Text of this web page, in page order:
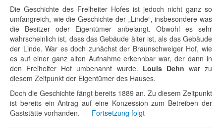
Die Geschichte des Freiheiter Hofes ist jedoch nicht ganz so
umfangreich, wie die Geschichte der „Linde“, insbesondere was
die Besitzer oder Eigentümer anbelangt. Obwohl es sehr
wahrscheinlich ist, dass das Gebäude älter ist, als das Gebäude
der Linde. War es doch zunächst der Braunschweiger Hof, wie
es auf einer ganz alten Aufnahme erkennbar war, der dann in
den Freiheiter Hof umbenannt wurde. Louis Dehn war zu
diesem Zeitpunkt der Eigentümer des Hauses.
Doch die Geschichte fängt bereits 1889 an. Zu diesem Zeitpunkt
ist bereits ein Antrag auf eine Konzession zum Betreiben der
Gaststätte vorhanden. Fortsetzung folgt